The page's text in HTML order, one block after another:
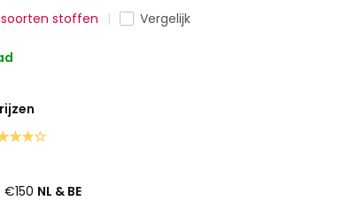
soorten stoffen Vergelijk
NL & BE